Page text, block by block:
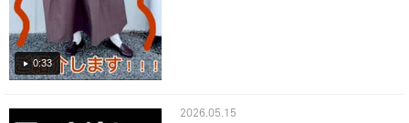
0:33
2026.05.15